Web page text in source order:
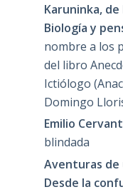
Karuninka,
Biología y
nombre a los
del libro
Ictiólogo
Domingo
Emilio
blindada
Aventuras
Desde la